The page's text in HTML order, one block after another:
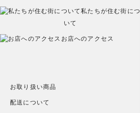
私たちが住む街につ
いて
お店へのアクセス
お取り扱い商品
配送について